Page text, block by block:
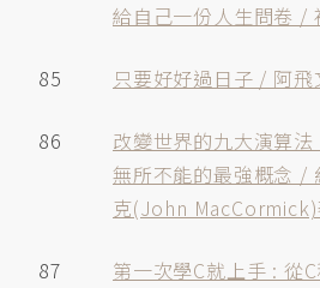
給自己一份人生問卷 /
85 只要好好過日子 / 阿飛
86
改變世界的九大演算
無所不能的最強概念 /
克(John
87
第一次學C就上手 : 從